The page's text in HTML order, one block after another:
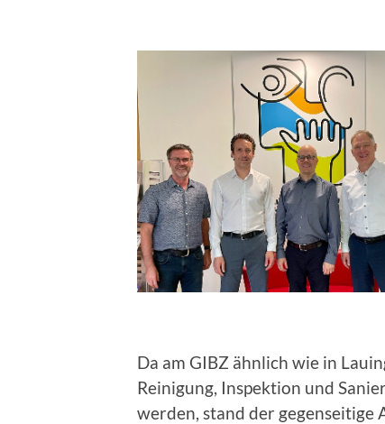
Da am GIBZ ähnlich wie in
Reinigung, Inspektion und
werden, stand der